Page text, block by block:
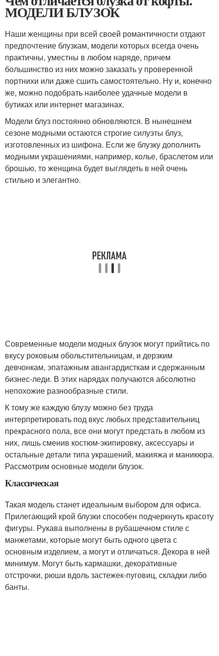
МОДЕЛИ БЛУЗОК
Наши женщины при всей своей романтичности отдают
предпочтение блузкам, модели которых всегда очень
практичны, уместны в любом наряде, причем
большинство из них можно заказать у проверенной
портнихи или даже сшить самостоятельно. Ну и, конечно
же, можно подобрать наиболее удачные модели в
бутиках или интернет магазинах.
Модели блуз постоянно обновляются. В нынешнем
сезоне модными остаются строгие силуэты блуз,
изготовленных из шифона. Если же блузку дополнить
модными украшениями, например, колье, браслетом или
брошью, то женщина будет выглядеть в ней очень
стильно и элегантно.
Современные модели модных блузок могут прийтись по
вкусу роковым обольстительницам, и дерзким
девчонкам, эпатажным авангардисткам и сдержанным
бизнес-леди. В этих нарядах получаются абсолютно
непохожие разнообразные стили.
К тому же каждую блузу можно без труда
интерпретировать под вкус любых представительниц
прекрасного пола, все они могут предстать в любом из
них, лишь сменив костюм-экипировку, аксессуары и
остальные детали типа украшений, макияжа и маникюра.
Рассмотрим основные модели блузок.
Классическая
Такая модель станет идеальным выбором для офиса.
Прилегающий крой блузки способен подчеркнуть красоту
фигуры. Рукава выполнены в рубашечном стиле с
манжетами, которые могут быть одного цвета с
основным изделием, а могут и отличаться. Декора в ней
минимум. Могут быть кармашки, декоративные
отстрочки, рюши вдоль застежек-пуговиц, складки либо
банты.